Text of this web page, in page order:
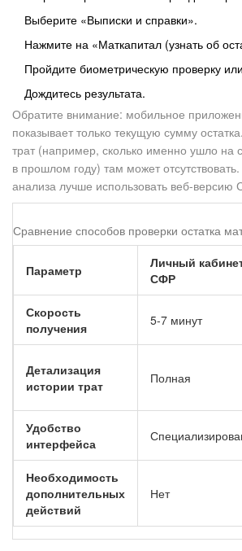
Выберите «Выписки и справки».
Нажмите на «Маткапитал (узнать об
Пройдите биометрическую проверку
Дождитесь результата.
Обратите внимание: мобильное
показывает только текущую сумму
трат (например, сколько именно ушло на
в прошлом году) там может
анализа лучше использовать веб-версию
Сравнение способов проверки остатка
Параметр
Личный
СФР
Скорость
получения
5-7 минут
Детализация
истории трат
Полная
Удобство
интерфейса
Необходимость
дополнительных
действий
Нет